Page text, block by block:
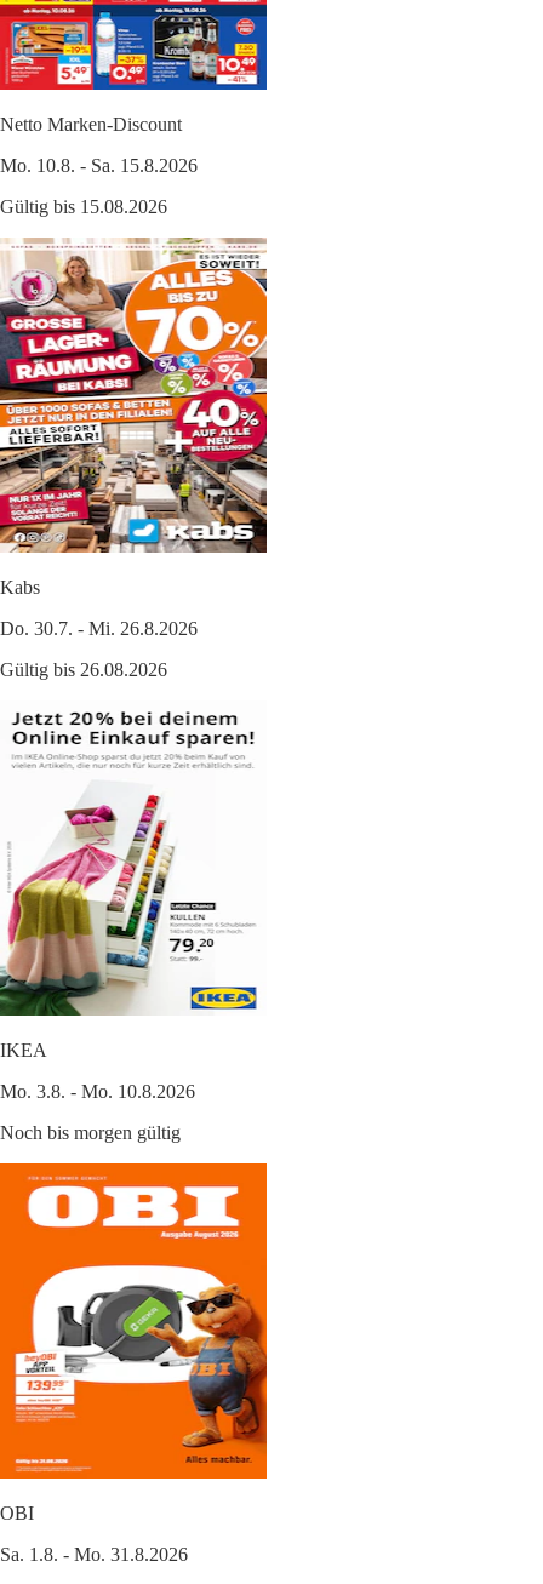
Netto Marken-Discount
Mo. 10.8. - Sa. 15.8.2026
Gültig bis 15.08.2026
Kabs
Do. 30.7. - Mi. 26.8.2026
Gültig bis 26.08.2026
IKEA
Mo. 3.8. - Mo. 10.8.2026
Noch bis morgen gültig
OBI
Sa. 1.8. - Mo. 31.8.2026